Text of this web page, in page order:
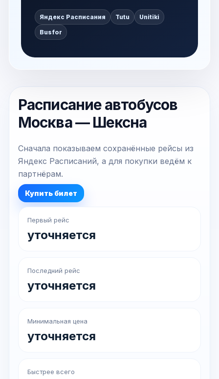
Яндекс Расписания Tutu Unitiki
Busfor
Расписание автобусов
Москва — Шексна
Сначала показываем сохранённые рейсы из
Яндекс Расписаний, а для покупки ведём к
партнёрам.
Купить билет
Первый рейс
уточняется
Последний рейс
уточняется
Минимальная цена
уточняется
Быстрее всего